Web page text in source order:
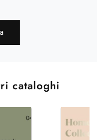
cataloghi